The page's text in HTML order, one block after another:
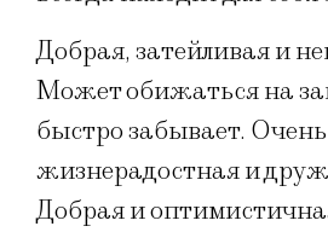
Добрая, затейливая и
Может обижаться на
быстро забывает. Очень
жизнерадостная и
Добрая и